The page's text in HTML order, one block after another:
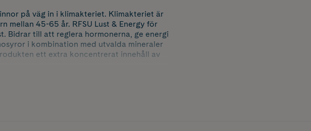
på väg in i klimakteriet. Klimakteriet är
mellan 45-65 år. RFSU Lust & Energy för
Bidrar till att reglera hormonerna, ge energi
i kombination med utvalda mineraler
ett extra koncentrerat innehåll av